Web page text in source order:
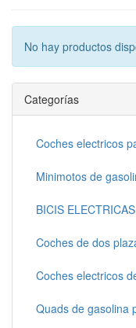
No hay productos
Categorías
Coches electricos
Minimotos de
BICIS
Coches de dos
Coches electricos
Quads de gasolina